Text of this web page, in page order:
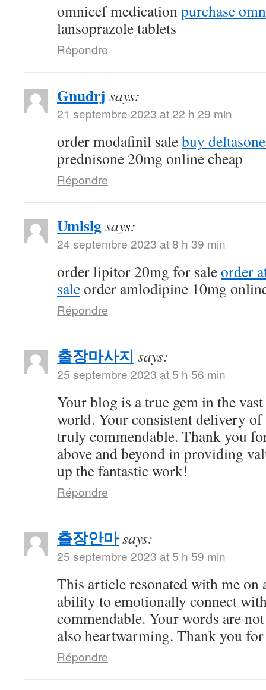
omnicef medicationpurchase
lansoprazole tablets
Répondre
Gnudrj says:
21 septembre 2023 at 22 h 29 min
order modafinil salebuy
prednisone 20mg online cheap
Répondre
Umlslgsays:
24 septembre 2023 at 8 h 39 min
order lipitor 20mg for saleorder
saleorder amlodipine 10mg
Répondre
출장마사지 says:
25 septembre 2023 at 5 h 56 min
Your blog is a true gem in the
world. Your consistent delivery
truly commendable. Thank you
above and beyond in providing
up the fantastic work!
Répondre
출장안마says:
25 septembre 2023 at 5 h 59 min
This article resonated with me on
ability to emotionally connect
commendable. Your words are
also heartwarming. Thank you
Répondre